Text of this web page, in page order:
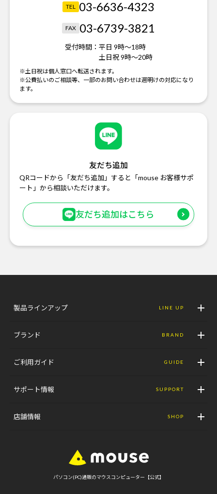
TEL 03-6636-4323
FAX 03-6739-3821
受付時間： 平日 9時～18時
土日祝 9時～20時
※土日祝は個人窓口へ転送されます。
※公費払いのご相談等、一部のお問い合わせは週明けの対応になり
ます。
友だち追加
QRコードから「友だち追加」すると「mouse お客様サポ
ート」から相談いただけます。
友だち追加はこちら
製品ラインアップ LINE UP
ブランド BRAND
ご利用ガイド GUIDE
サポート情報 SUPPORT
店舗情報 SHOP
パソコン(PC)通販のマウスコンピューター【公式】